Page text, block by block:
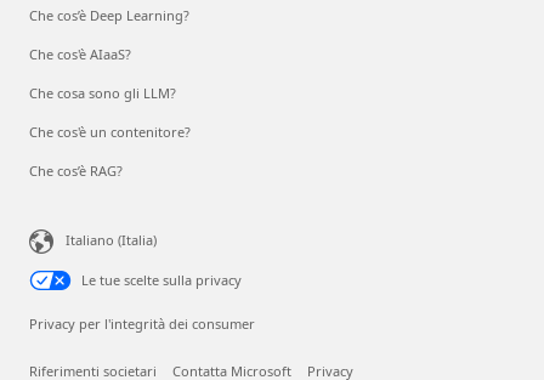
Che cos’è Deep Learning?
Che cos'è AIaaS?
Che cosa sono gli LLM?
Che cos'è un contenitore?
Che cos’è RAG?
Italiano (Italia)
Le tue scelte sulla privacy
Privacy per l'integrità dei consumer
Riferimenti societari Contatta Microsoft Privacy